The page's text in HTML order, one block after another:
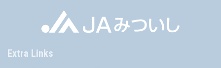
Extra Links